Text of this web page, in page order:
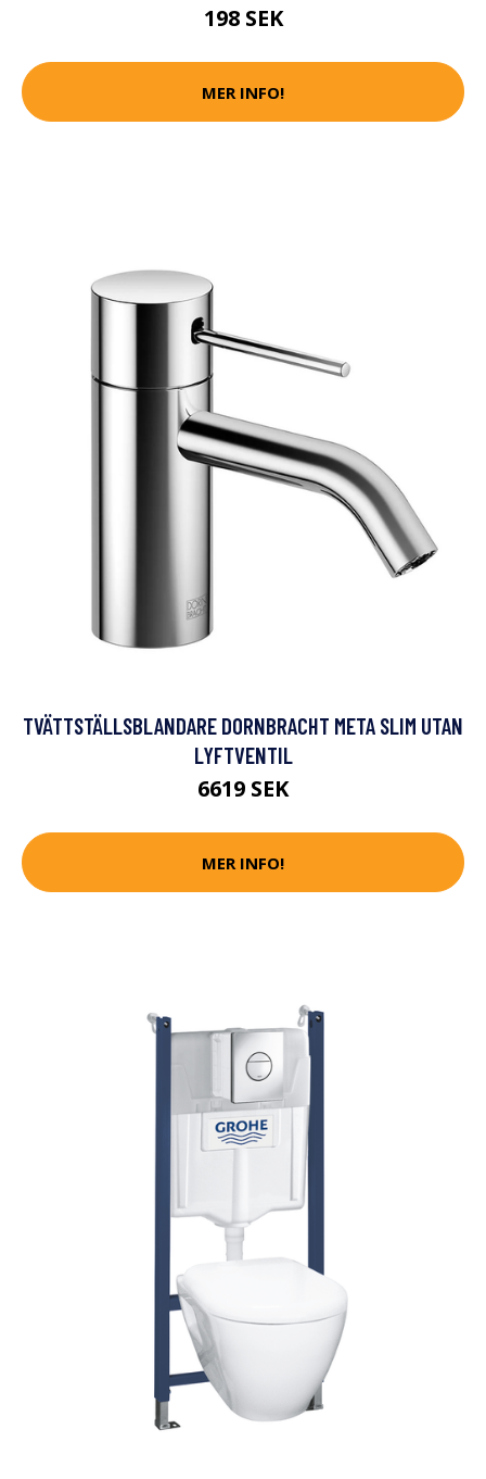
198 SEK
MER INFO!
TVÄTTSTÄLLSBLANDARE DORNBRACHT META SLIM UTAN
LYFTVENTIL
6619 SEK
MER INFO!